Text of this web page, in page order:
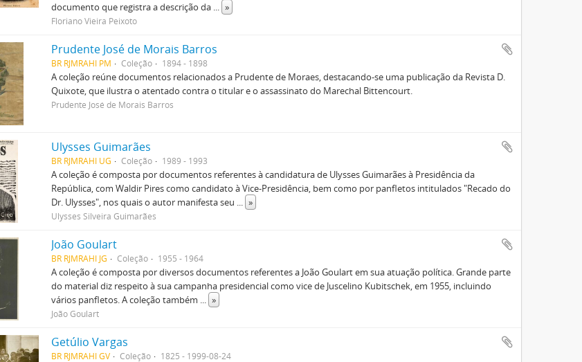
documento que registra a descrição da ... »
Floriano Vieira Peixoto
Prudente José de Morais Barros
BR RJMRAHI PM Coleção 1894 - 1898
A coleção reúne documentos relacionados a Prudente de Moraes, destacando-se uma publicação da Revista D.
Quixote, que ilustra o atentado contra o titular e o assassinato do Marechal Bittencourt.
Prudente José de Morais Barros
Ulysses Guimarães
BR RJMRAHI UG Coleção 1989 - 1993
A coleção é composta por documentos referentes à candidatura de Ulysses Guimarães à Presidência da
República, com Waldir Pires como candidato à Vice-Presidência, bem como por panfletos intitulados "Recado do
Dr. Ulysses", nos quais o autor manifesta seu ... »
Ulysses Silveira Guimarães
João Goulart
BR RJMRAHI JG Coleção 1955 - 1964
A coleção é composta por diversos documentos referentes a João Goulart em sua atuação política. Grande parte
do material diz respeito à sua campanha presidencial como vice de Juscelino Kubitschek, em 1955, incluindo
vários panfletos. A coleção também ... »
João Goulart
Getúlio Vargas
BR RJMRAHI GV Coleção 1825 - 1999-08-24